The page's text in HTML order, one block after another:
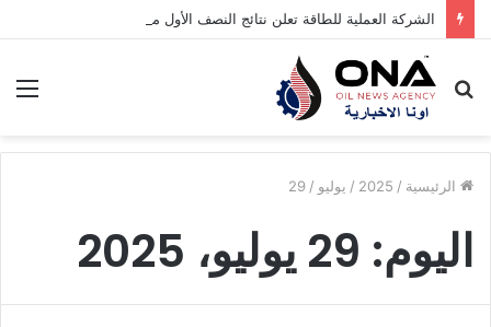
الشركة العملية للطاقة تعلن نتائج النصف الأول من 2026
بحث
الرئيسية /
2025
/ يوليو /
29
اليوم: 29 يوليو، 2025